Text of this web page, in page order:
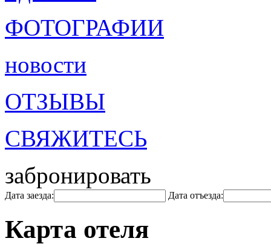
ФОТОГРАФИИ
новости
ОТЗЫВЫ
СВЯЖИТЕСЬ
забронировать
Дата заезда: Дата отъезда:
Карта отеля